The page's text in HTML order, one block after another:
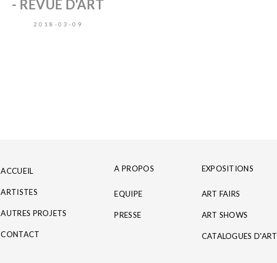
- REVUE D'ART
2018-03-09
ACCUEIL
ARTISTES
AUTRES PROJETS
CONTACT
A PROPOS
EQUIPE
PRESSE
EXPOSITIONS
ART FAIRS
ART SHOWS
CATALOGUES D'ART